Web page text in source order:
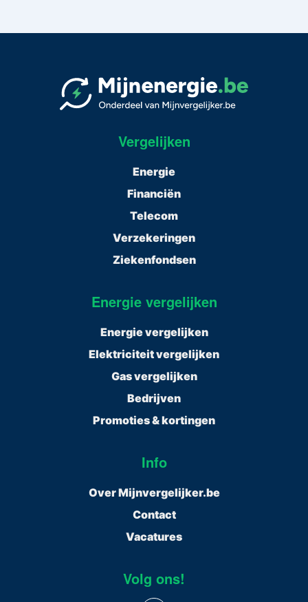
Vergelijken
Energie
Financiën
Telecom
Verzekeringen
Ziekenfondsen
Energie vergelijken
Energie vergelijken
Elektriciteit vergelijken
Gas vergelijken
Bedrijven
Promoties & kortingen
Info
Over Mijnvergelijker.be
Contact
Vacatures
Volg ons!